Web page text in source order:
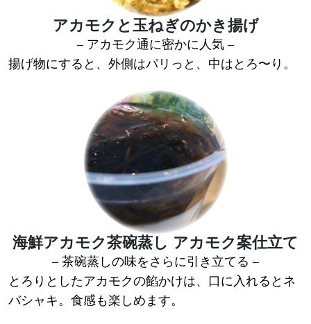
アカモクと玉ねぎのかき揚げ
– アカモク通に密かに人気 –
揚げ物にすると、外側はパリっと、中はとろ〜り。
海鮮アカモク茶碗蒸し アカモク案仕立て
– 茶碗蒸しの味をさらに引き立てる –
とろりとしたアカモクの餡かけは、口に入れるとネ
バシャキ。食感も楽しめます。